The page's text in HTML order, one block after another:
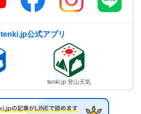
tenki.jp公式アプリ
tenki.jp 登山天気